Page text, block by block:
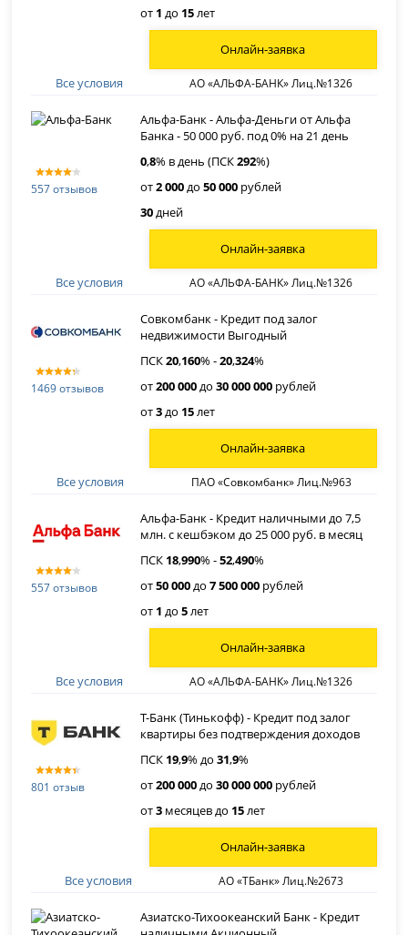
от 1 до 15лет
Все условия АО «АЛЬФА-БАНК» Лиц.№1326
Онлайн-заявка
557 отзывов
Альфа-Банк - Альфа-Деньги от Альфа
Банка - 50 000 руб. под 0% на 21 день
0,8% в день (ПСК292%)
от2 000до50 000 рублей
30дней
Все условия АО «АЛЬФА-БАНК» Лиц.№1326
Онлайн-заявка
1469 отзывов
Совкомбанк - Кредит под залог
недвижимости Выгодный
ПСК20,160% -20,324%
от200 000до30 000 000 рублей
от3до 15лет
Все условия ПАО «Совкомбанк» Лиц.№963
Онлайн-заявка
557 отзывов
Альфа-Банк - Кредит наличными до 7,5
млн. с кешбэком до 25 000 руб. в месяц
ПСК 18,990% -52,490%
от50 000до7 500 000 рублей
от 1 до5лет
Все условия АО «АЛЬФА-БАНК» Лиц.№1326
Онлайн-заявка
801 отзыв
Т-Банк (Тинькофф) - Кредит под залог
квартиры без подтверждения доходов
ПСК 19,9% до31,9%
от200 000до30 000 000 рублей
от3 месяцев до 15лет
Все условия АО «ТБанк» Лиц.№2673
Онлайн-заявка
Азиатско-Тихоокеанский Банк - Кредит